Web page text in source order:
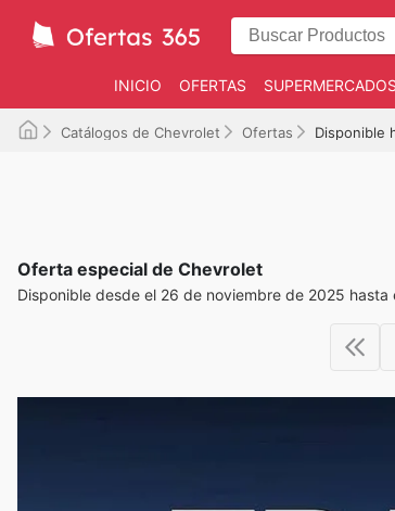
INICIO OFERTAS SUPERMERCADOS
Catálogos de Chevrolet Ofertas Disponible
Oferta especial de Chevrolet
Disponible desde el 26 de noviembre de 2025